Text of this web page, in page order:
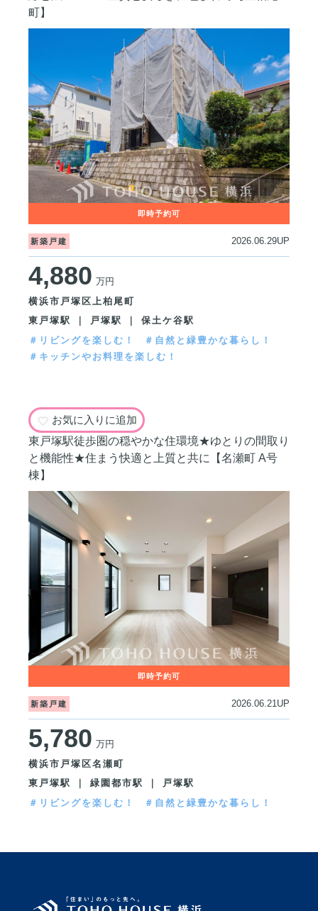
町】
新築戸建 2026.06.29UP
4,880 万円
横浜市戸塚区上柏尾町
東戸塚駅 ｜ 戸塚駅 ｜ 保土ケ谷駅
＃リビングを楽しむ！
＃自然と緑豊かな暮らし！
＃キッチンやお料理を楽しむ！
お気に入りに追加
東戸塚駅徒歩圏の穏やかな住環境★ゆとりの間取り
と機能性★住まう快適と上質と共に【名瀬町 A号
棟】
新築戸建 2026.06.21UP
5,780 万円
横浜市戸塚区名瀬町
東戸塚駅 ｜ 緑園都市駅 ｜ 戸塚駅
＃リビングを楽しむ！
＃自然と緑豊かな暮らし！